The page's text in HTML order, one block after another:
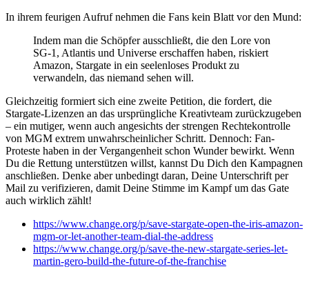
In ihrem feurigen Aufruf nehmen die Fans kein Blatt vor den Mund:
Indem man die Schöpfer ausschließt, die den Lore von
SG-1, Atlantis und Universe erschaffen haben, riskiert
Amazon, Stargate in ein seelenloses Produkt zu
verwandeln, das niemand sehen will.
Gleichzeitig formiert sich eine zweite Petition, die fordert, die
Stargate-Lizenzen an das ursprüngliche Kreativteam zurückzugeben
– ein mutiger, wenn auch angesichts der strengen Rechtekontrolle
von MGM extrem unwahrscheinlicher Schritt. Dennoch: Fan-
Proteste haben in der Vergangenheit schon Wunder bewirkt. Wenn
Du die Rettung unterstützen willst, kannst Du Dich den Kampagnen
anschließen. Denke aber unbedingt daran, Deine Unterschrift per
Mail zu verifizieren, damit Deine Stimme im Kampf um das Gate
auch wirklich zählt!
https://www.change.org/p/save-stargate-open-the-iris-amazon-
mgm-or-let-another-team-dial-the-address
https://www.change.org/p/save-the-new-stargate-series-let-
martin-gero-build-the-future-of-the-franchise